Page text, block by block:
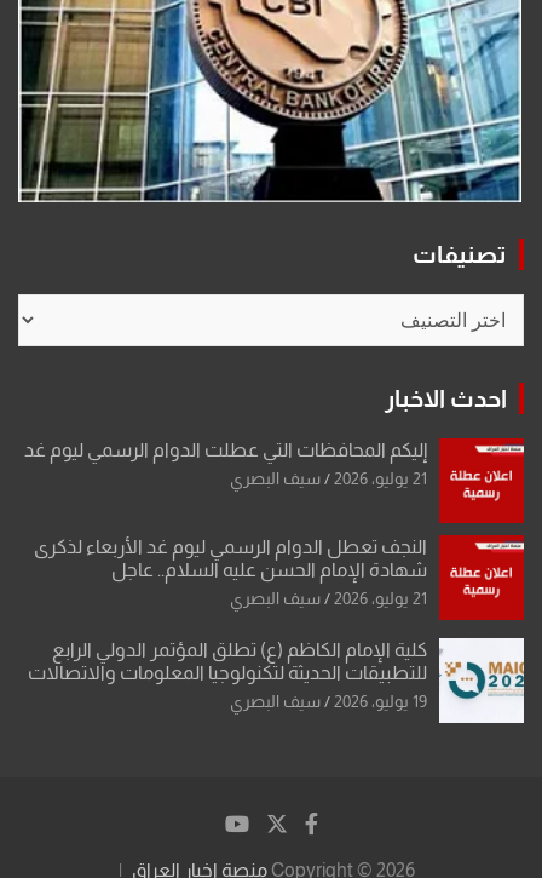
تصنيفات
احدث الاخبار
إليكم المحافظات التي عطلت الدوام الرسمي ليوم غد
21 يوليو، 2026 سيف البصري
النجف تعطل الدوام الرسمي ليوم غد الأربعاء لذكرى
شهادة الإمام الحسن عليه السلام.. عاجل
21 يوليو، 2026 سيف البصري
كلية الإمام الكاظم (ع) تطلق المؤتمر الدولي الرابع
للتطبيقات الحديثة لتكنولوجيا المعلومات والاتصالات
19 يوليو، 2026 سيف البصري
Copyright © 2026 منصة اخبار العراق